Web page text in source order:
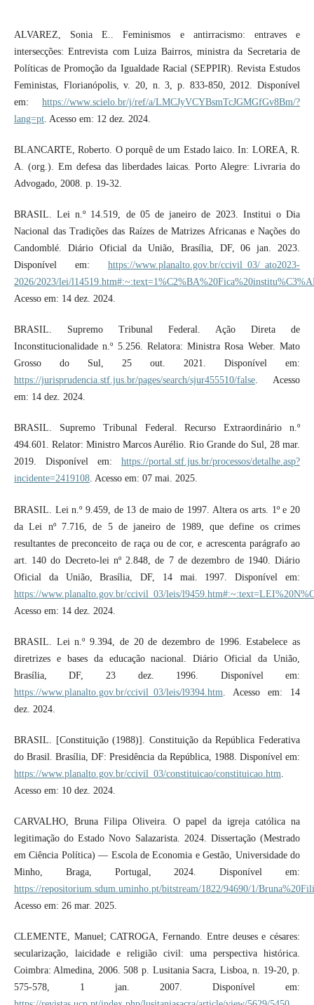
ALVAREZ, Sonia E.. Feminismos e antirracismo: entraves e
intersecções: Entrevista com Luiza Bairros, ministra da Secretaria de
Políticas de Promoção da Igualdade Racial (SEPPIR). Revista Estudos
Feministas, Florianópolis, v. 20, n. 3, p. 833-850, 2012. Disponível
em:https://www.scielo.br/j/ref/a/LMCJyVCYBsmTcJGMGfGv8Bm/?
lang=pt. Acesso em: 12 dez. 2024.
BLANCARTE, Roberto. O porquê de um Estado laico. In: LOREA, R.
A. (org.). Em defesa das liberdades laicas. Porto Alegre: Livraria do
Advogado, 2008. p. 19-32.
BRASIL. Lei n.º 14.519, de 05 de janeiro de 2023. Institui o Dia
Nacional das Tradições das Raízes de Matrizes Africanas e Nações do
Candomblé. Diário Oficial da União, Brasília, DF, 06 jan. 2023.
Disponível em:https://www.planalto.gov.br/ccivil_03/_ato2023-
2026/2023/lei/
Acesso em: 14 dez. 2024.
BRASIL. Supremo Tribunal Federal. Ação Direta de
Inconstitucionalidade n.º 5.256. Relatora: Ministra Rosa Weber. Mato
Grosso do Sul, 25 out. 2021. Disponível em:
https://jurisprudencia.stf.jus.br/pages/search/sjur455510/false. Acesso
em: 14 dez. 2024.
BRASIL. Supremo Tribunal Federal. Recurso Extraordinário n.º
494.601. Relator: Ministro Marcos Aurélio. Rio Grande do Sul, 28 mar.
2019. Disponível em:https://portal.stf.jus.br/processos/detalhe.asp?
incidente=2419108. Acesso em: 07 mai. 2025.
BRASIL. Lei n.º 9.459, de 13 de maio de 1997. Altera os arts. 1º e 20
da Lei nº 7.716, de 5 de janeiro de 1989, que define os crimes
resultantes de preconceito de raça ou de cor, e acrescenta parágrafo ao
art. 140 do Decreto-lei nº 2.848, de 7 de dezembro de 1940. Diário
Oficial da União, Brasília, DF, 14 mai. 1997. Disponível em:
https://www.planalto.gov.br/ccivil_03/leis/
Acesso em: 14 dez. 2024.
BRASIL. Lei n.º 9.394, de 20 de dezembro de 1996. Estabelece as
diretrizes e bases da educação nacional. Diário Oficial da União,
Brasília, DF, 23 dez. 1996. Disponível em:
https://www.planalto.gov.br/ccivil_03/leis/l9394.htm . Acesso em: 14
dez. 2024.
BRASIL. [Constituição (1988)]. Constituição da República Federativa
do Brasil. Brasília, DF: Presidência da República, 1988. Disponível em:
https://www.planalto.gov.br/ccivil_03/constituicao/constituicao.htm
Acesso em: 10 dez. 2024.
CARVALHO, Bruna Filipa Oliveira. O papel da igreja católica na
legitimação do Estado Novo Salazarista. 2024. Dissertação (Mestrado
em Ciência Política) — Escola de Economia e Gestão, Universidade do
Minho, Braga, Portugal, 2024. Disponível em:
https://repositorium.sdum.uminho.pt/bitstream/1822/94690/1/
Acesso em: 26 mar. 2025.
CLEMENTE, Manuel; CATROGA, Fernando. Entre deuses e césares:
secularização, laicidade e religião civil: uma perspectiva histórica.
Coimbra: Almedina, 2006. 508 p. Lusitania Sacra, Lisboa, n. 19-20, p.
575-578, 1 jan. 2007. Disponível em: